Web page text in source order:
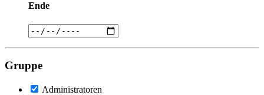
Ende
Gruppe
Administratoren